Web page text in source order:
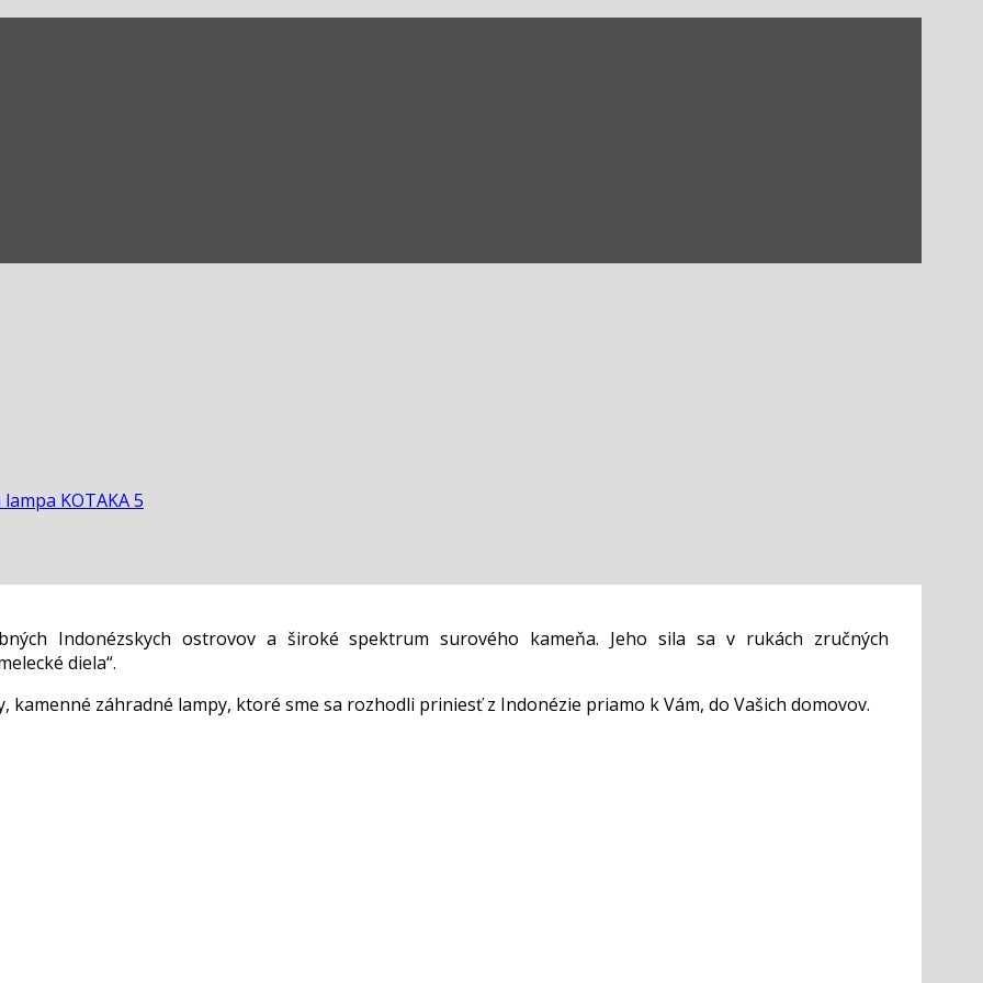
KOTAKA 5
Indonézskych ostrovov a široké spektrum surového kameňa. Jeho sila sa v rukách zručných
diela“.
záhradné lampy, ktoré sme sa rozhodli priniesť z Indonézie priamo k Vám, do Vašich domovov.